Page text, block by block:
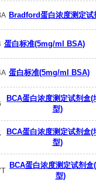
Bradford蛋白浓度测定试
蛋白标准(5mg/ml BSA)
蛋白标准(5mg/ml BSA)
BCA蛋白浓度测定试剂盒(
型)
BCA蛋白浓度测定试剂盒(
型)
BCA蛋白浓度测定试剂盒
型)